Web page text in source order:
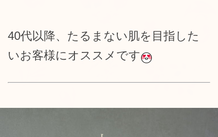
40代以降、たるまない肌を目指した
いお客様にオススメです